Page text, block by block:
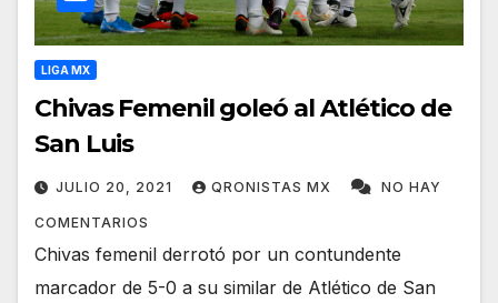
LIGA MX
Chivas Femenil goleó al Atlético de
San Luis
JULIO 20, 2021 QRONISTAS MX NO HAY
COMENTARIOS
Chivas femenil derrotó por un contundente
marcador de 5-0 a su similar de Atlético de San